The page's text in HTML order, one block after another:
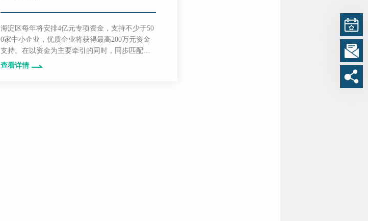
海淀区每年将安排4亿元专项资金，支持不少于50
0家中小企业，优质企业将获得最高200万元资金
支持。在以资金为主要牵引的同时，同步匹配了
权益保障、融资贷款、人才培育、应用场景等多
查看详情